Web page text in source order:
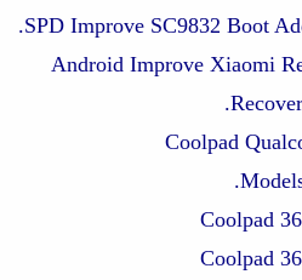
10.Android Improve Xiaomi
Coolpad
Coolpad